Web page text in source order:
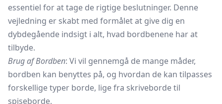
essentiel for at tage de rigtige beslutninger. Denne
vejledning er skabt med formålet at give dig en
dybdegående indsigt i alt, hvad bordbenene har at
tilbyde.
Brug af Bordben: Vi vil gennemgå de mange måder,
bordben kan benyttes på, og hvordan de kan tilpasses
forskellige typer borde, lige fra skriveborde til
spiseborde.